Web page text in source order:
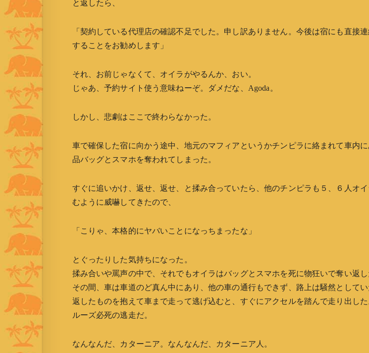
と返したら、
「契約している代理店の確認不足でした。申し訳ありません。今後は宿にも直接
することをお勧めします」
それ、お前じゃなくて、オイラがやるんか、おい。
じゃあ、予約サイト使う意味ねーぞ。ダメだな、Agoda。
しかし、悲劇はここで終わらなかった。
車で確保した宿に向かう途中、地元のマフィアというかチンピラに絡まれて車内
品バッグとスマホを奪われてしまった。
すぐに追いかけ、返せ、返せ、と揉み合っていたら、他のチンピラも５、６人オ
むように威嚇してきたので、
「こりゃ、本格的にヤバいことになっちまったな」
とぐったりした気持ちになった。
揉み合いや罵声の中で、それでもオイラはバッグとスマホを死に物狂いで奪い返し
その間、車は車道のど真ん中にあり、他の車の通行もできず、路上は騒然として
返したものを抱えて車まで走って逃げ込むと、すぐにアクセルを踏んで走り出し
ルーズ必死の逃走だ。
なんなんだ、カターニア。なんなんだ、カターニア人。